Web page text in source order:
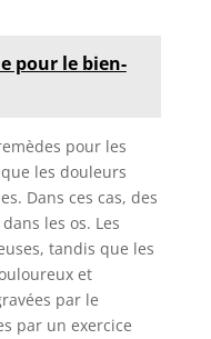
pour le bien-
pour les
les douleurs
Dans ces cas, des
les os. Les
tandis que les
et
par le
par un exercice